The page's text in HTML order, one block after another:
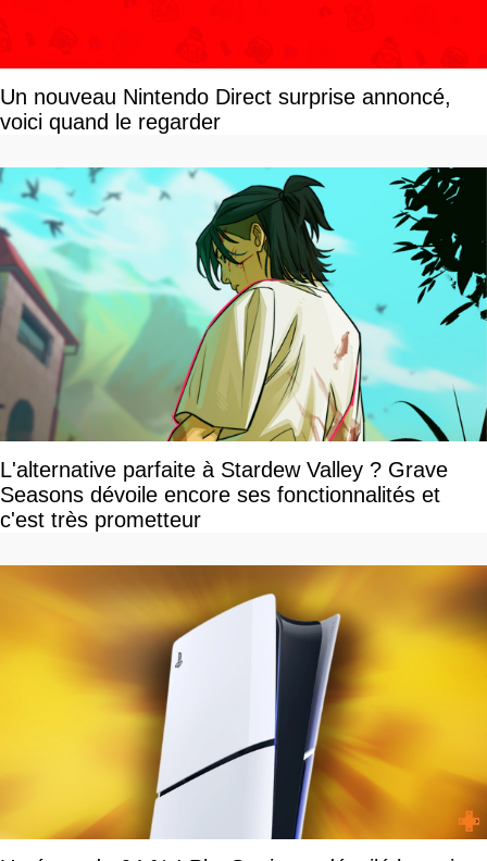
Un nouveau Nintendo Direct surprise annoncé,
voici quand le regarder
L'alternative parfaite à Stardew Valley ? Grave
Seasons dévoile encore ses fonctionnalités et
c'est très prometteur